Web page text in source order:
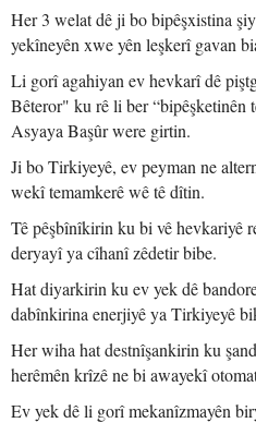
Her 3 welat dê ji bo bipêşxistina
yekîneyên xwe yên leşkerî gavan
Li gorî agahiyan ev hevkarî dê
Bêteror" ku rê li ber “bipêşketinên
Asyaya Başûr were girtin.
Ji bo Tirkiyeyê, ev peyman ne
wekî temamkerê wê tê dîtin.
Tê pêşbînîkirin ku bi vê hevkariyê
deryayî ya cîhanî zêdetir bibe.
Hat diyarkirin ku ev yek dê
dabînkirina enerjiyê ya Tirkiyeyê
Her wiha hat destnîşankirin ku
herêmên krîzê ne bi awayekî
Ev yek dê li gorî mekanîzmayên